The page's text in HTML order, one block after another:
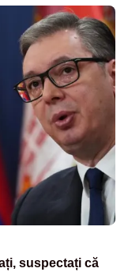
suspectați că